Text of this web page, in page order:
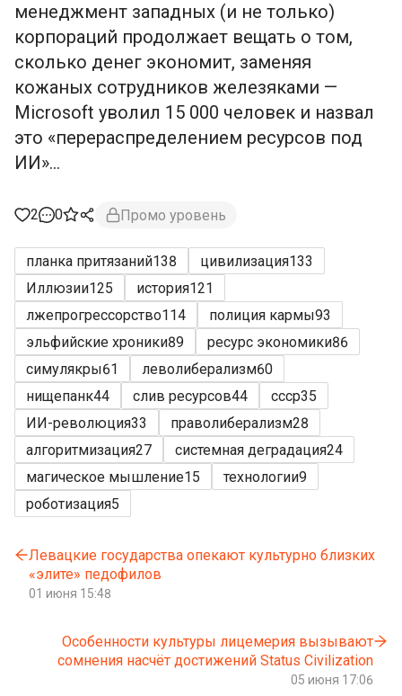
менеджмент западных (и не только)
корпораций продолжает вещать о том,
сколько денег экономит, заменяя
кожаных сотрудников железяками —
Microsoft уволил 15 000 человек и назвал
это «перераспределением ресурсов под
ИИ»...
2 0 Промо уровень
планка притязаний138 цивилизация133
Иллюзии125 история121
лжепрогрессорство114 полиция кармы93
эльфийские хроники89 ресурс экономики86
симулякры61 леволиберализм60
нищепанк44 слив ресурсов44 ссср35
ИИ-революция33 праволиберализм28
алгоритмизация27 системная деградация24
магическое мышление15 технологии9
роботизация5
Левацкие государства опекают культурно близких
«элите» педофилов
01 июня 15:48
Особенности культуры лицемерия вызывают
сомнения насчёт достижений Status Civilization
05 июня 17:06